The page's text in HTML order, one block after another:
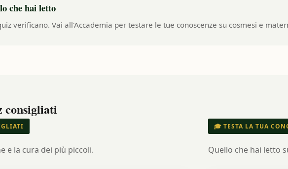
che hai letto
verificano. Vai all'Accademia per testare le tue conoscenze su cosmesi e
consigliati
e la cura dei più piccoli.
🎓 TESTA LA TUA
Quello che hai letto